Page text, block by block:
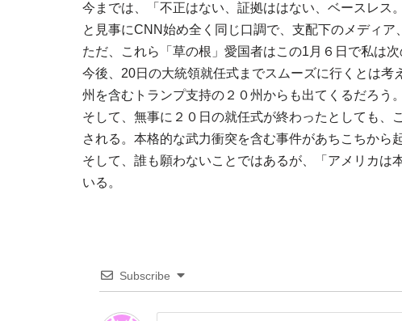
今までは、「不正はない、証拠ははない、ベースレス
と見事にCNN始め全く同じ口調で、支配下のメディア
ただ、これら「草の根」愛国者はこの1月６日で私は次
今後、20日の大統領就任式までスムーズに行くとは
州を含むトランプ支持の２０州からも出てくるだろう。
そして、無事に２０日の就任式が終わったとしても、
される。本格的な武力衝突を含む事件があちこちから
そして、誰も願わないことではあるが、「アメリカは
いる。
Subscribe